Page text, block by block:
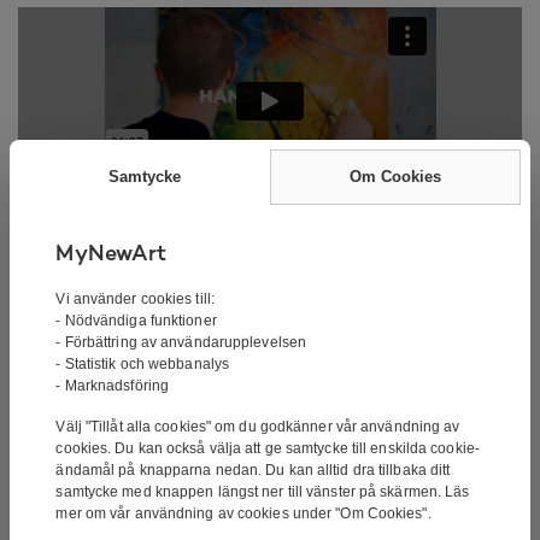
Handmålade oljemålning –
Closure
Signatur:Signerad av konstnären
Konstnären:John Cailing
Teknik:Handmålad
Typ:Oljemålning
Samtycke Om Cookies
MyNewArt
Vi använder cookies till:
- Nödvändiga funktioner
- Förbättring av användarupplevelsen
- Statistik och webbanalys
- Marknadsföring
Välj "Tillåt alla cookies" om du godkänner vår användning av
cookies. Du kan också välja att ge samtycke till enskilda cookie-
ändamål på knapparna nedan. Du kan alltid dra tillbaka ditt
samtycke med knappen längst ner till vänster på skärmen. Läs
mer om vår användning av cookies under "Om Cookies".